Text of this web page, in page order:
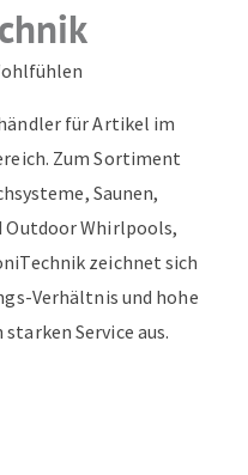
für Artikel im
Zum Sortiment
Saunen,
Whirlpools,
zeichnet sich
Verhältnis und hohe
Service aus.